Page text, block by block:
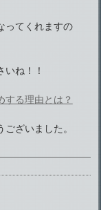
ってくれますの
ね！！
する理由とは？
ざいました。